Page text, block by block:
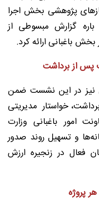
پژوهشی بخش اجرا
باره گزارش مبسوطی از
باغبانی ارائه کرد.
پس از برداشت
نیز در این نشست ضمن
خواستار مدیریتی
امور باغبانی وزارت
و تسهیل روند صدور
فعال در زنجیره ارزش
پروژه